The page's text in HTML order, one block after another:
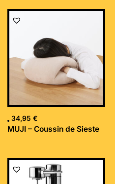
34,95 €
MUJI – Coussin de Sieste